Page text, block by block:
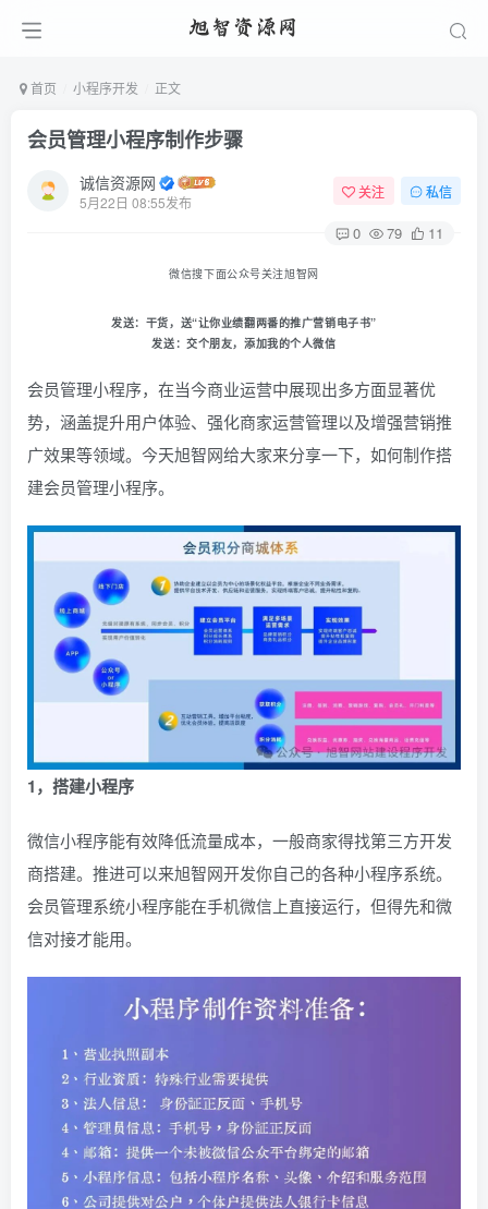
首页 小程序开发 正文
会员管理小程序制作步骤
诚信资源网
5月22日 08:55发布
关注 私信
0 79 11
微信搜下面公众号关注旭智网
发送： 干货，送“让你业绩翻两番的推广营销电子书”
发送：交个朋友，添加我的个人微信
会员管理小程序，在当今商业运营中展现出多方面显著优
势，涵盖提升用户体验、强化商家运营管理以及增强营销推
广效果等领域。今天旭智网给大家来分享一下，如何制作搭
建会员管理小程序。
1，搭建小程序
微信小程序能有效降低流量成本，一般商家得找第三方开发
商搭建。推进可以来旭智网开发你自己的各种小程序系统。
会员管理系统小程序能在手机微信上直接运行，但得先和微
信对接才能用。